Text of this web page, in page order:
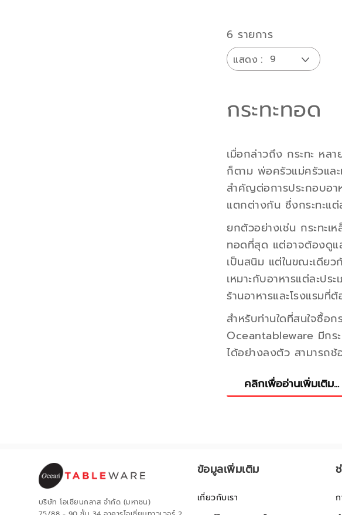
6 รายการ
แสดง
กระทะทอด
เมื่อกล่าวถึง กระทะ หล
ก็ตาม พ่อครัวแม่ครัวและ
สำคัญต่อการประกอบอา
แตกต่างกัน ซึ่งกระทะแต่
ยกตัวอย่างเช่น กระทะเ
ทอดที่สุด แต่อาจต้องดูแล
เป็นสนิม แต่ในขณะเดียว
เหมาะกับอาหารแต่ละป
ร้านอาหารและโรงแรมที่ต้
สำหรับท่านใดที่สนใจซื้อ
Oceantableware มีกร
ได้อย่างลงตัว สามารถช้
คลิกเพื่ออ่านเพิ่มเติม...
บริษัท โอเชียนกลาส จำกัด (มหาชน)
ข้อมูลเพิ่มเติม
เกี่ยวกับเรา